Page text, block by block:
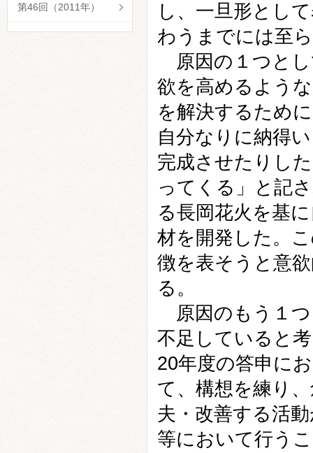
し、一旦形とし
わうまでには至
原因の１つとし
欲を高めるよう
を解決するため
自分なりに納得
完成させたりし
ってくる」と記
る長岡花火を基
材を開発した。
徴を表そうと意
る。
原因のもう１つ
不足していると
20年度の答申に
て、構想を練り
夫・改善する活
等において行う
第46回（2011年）